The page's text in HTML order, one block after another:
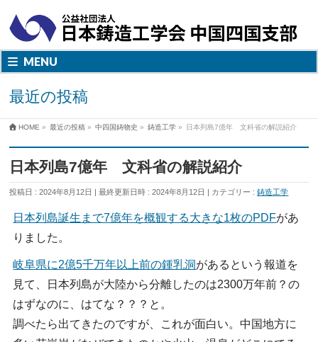
MENU
最近の投稿
HOME » 最近の投稿 » 中四国鋳物史 » 鋳造工学 » 日本列島7億年 文科省の解説紹介
日本列島7億年 文科省の解説紹介
投稿日 : 2024年8月12日 最終更新日時 : 2024年8月12日 カテゴリー :鋳造工学
日本列島誕生まで7億年を概観する大きな1枚のPDFがあ
りました。
岐阜県に2億5千万年以上前の鍾乳洞があるという報道を
見て、日本列島が大陸から分離したのは2300万年前？の
はずなのに、はてな？？？と。
調べたら出てきたのですが、これが面白い。中国地方に